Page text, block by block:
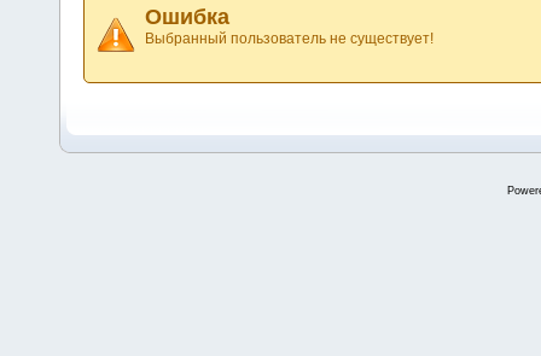
Ошибка
Выбранный пользователь не существует!